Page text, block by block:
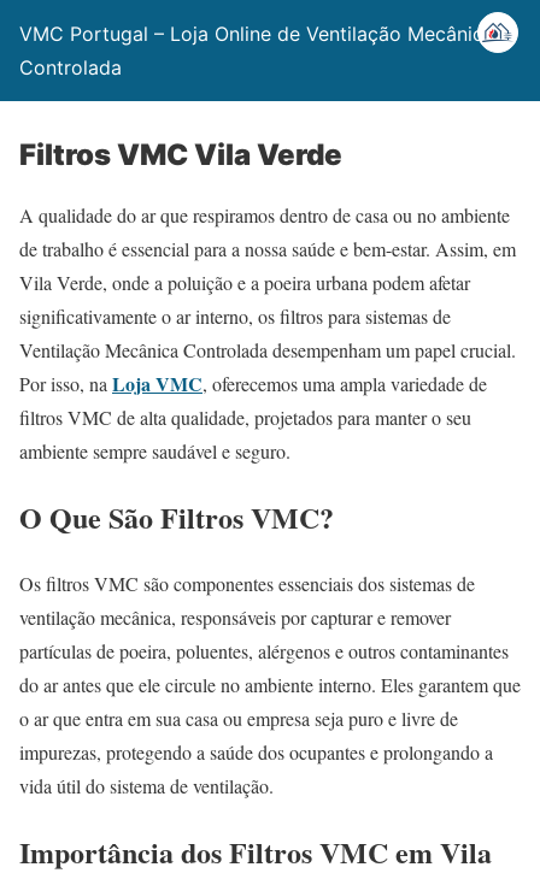
VMC Portugal – Loja Online de Ventilação Mecânica
Controlada
Filtros VMC Vila Verde
A qualidade do ar que respiramos dentro de casa ou no ambiente
de trabalho é essencial para a nossa saúde e bem-estar. Assim, em
Vila Verde, onde a poluição e a poeira urbana podem afetar
significativamente o ar interno, os filtros para sistemas de
Ventilação Mecânica Controlada desempenham um papel crucial.
Por isso, na Loja VMC, oferecemos uma ampla variedade de
filtros VMC de alta qualidade, projetados para manter o seu
ambiente sempre saudável e seguro.
O Que São Filtros VMC?
Os filtros VMC são componentes essenciais dos sistemas de
ventilação mecânica, responsáveis por capturar e remover
partículas de poeira, poluentes, alérgenos e outros contaminantes
do ar antes que ele circule no ambiente interno. Eles garantem que
o ar que entra em sua casa ou empresa seja puro e livre de
impurezas, protegendo a saúde dos ocupantes e prolongando a
vida útil do sistema de ventilação.
Importância dos Filtros VMC em Vila